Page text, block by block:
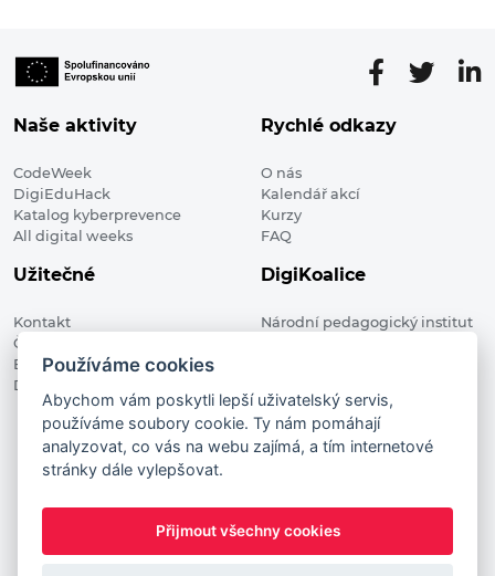
Naše aktivity
CodeWeek
DigiEduHack
Katalog kyberprevence
All digital weeks
Rychlé odkazy
O nás
Kalendář akcí
Kurzy
FAQ
Užitečné
Kontakt
Členské organizace
Blog
Digitalizace ve vzdělávání
DigiKoalice
Národní pedagogický institut
DigiKoalice 2021. All rights reserved
Vstup do administrace
This project has received funding from the European
Commission Innovation and Networks Executive Agency (now
Používáme cookies
Abychom vám poskytli lepší uživatelský servis,
používáme soubory cookie. Ty nám pomáhají
analyzovat, co vás na webu zajímá, a tím internetové
stránky dále vylepšovat.
Přijmout všechny cookies